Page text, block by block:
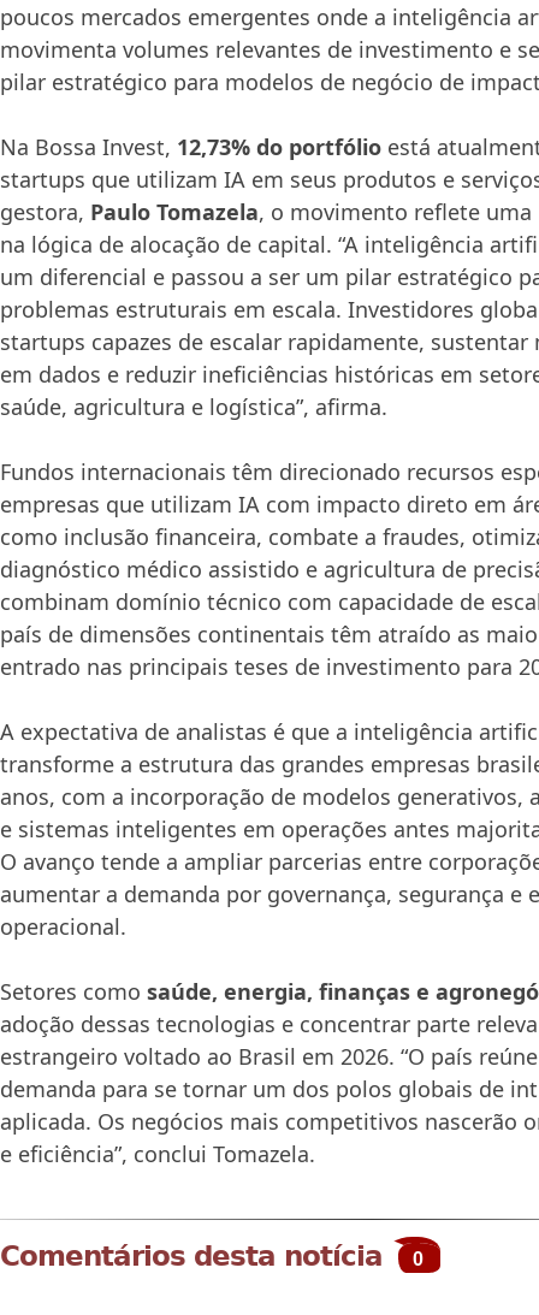
poucos mercados emergentes onde a inteligência
movimenta volumes relevantes de investimento e
pilar estratégico para modelos de negócio de
Na Bossa Invest, 12,73% do portfólio está
startups que utilizam IA em seus produtos e
gestora, Paulo Tomazela, o movimento reflete
na lógica de alocação de capital. “A inteligência
um diferencial e passou a ser um pilar estratégico
problemas estruturais em escala. Investidores
startups capazes de escalar rapidamente, sustentar
em dados e reduzir ineficiências históricas em
saúde, agricultura e logística”, afirma.
Fundos internacionais têm direcionado recursos
empresas que utilizam IA com impacto direto em
como inclusão financeira, combate a fraudes,
diagnóstico médico assistido e agricultura de
combinam domínio técnico com capacidade de
país de dimensões continentais têm atraído as
entrado nas principais teses de investimento para
A expectativa de analistas é que a inteligência
transforme a estrutura das grandes empresas
anos, com a incorporação de modelos generativos,
e sistemas inteligentes em operações antes
O avanço tende a ampliar parcerias entre
aumentar a demanda por governança, segurança e
operacional.
Setores como saúde, energia, finanças e
adoção dessas tecnologias e concentrar parte
estrangeiro voltado ao Brasil em 2026. “O país
demanda para se tornar um dos polos globais de
aplicada. Os negócios mais competitivos nascerão
e eficiência”, conclui Tomazela.
Comentários desta notícia 0